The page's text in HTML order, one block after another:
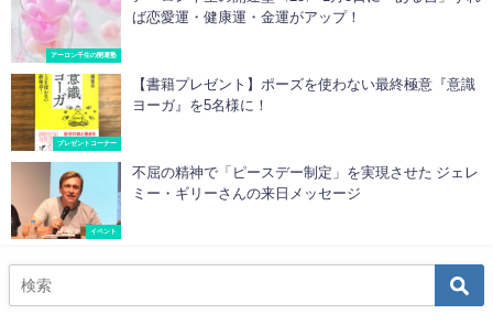
アーロン千生の開運塾
ば恋愛運・健康運・金運がアップ！
プレゼントコーナー
【書籍プレゼント】ポーズを使わない最終極意『意識
ヨーガ』を5名様に！
イベント
不屈の精神で「ピースデー制定」を実現させた ジェレ
ミー・ギリーさんの来日メッセージ